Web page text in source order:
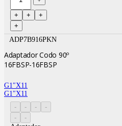
ADP7B916PKN
Adaptador Codo 90º
16FBSP-16FBSP
G1″X11
G1″X11